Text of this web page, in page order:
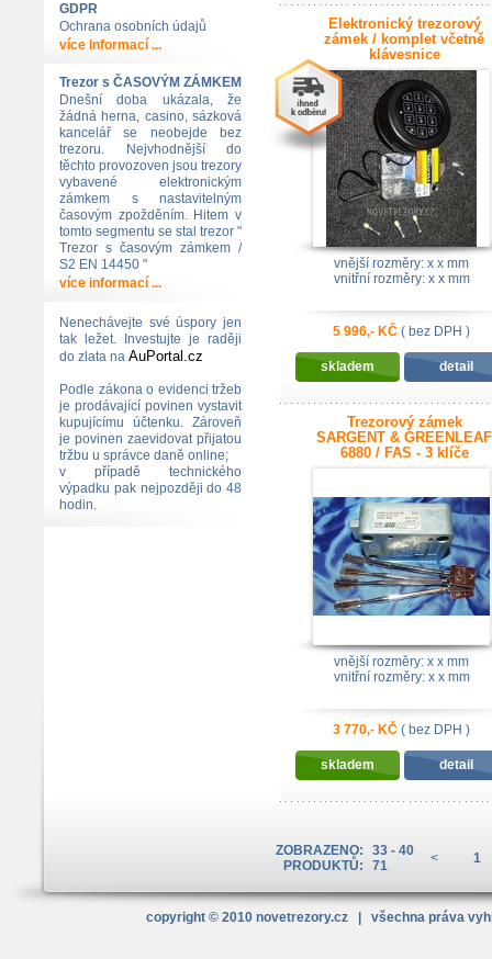
GDPR
Ochrana osobních údajů
více informací ...
Trezor s ČASOVÝM ZÁMKEM
Dnešní doba ukázala, že
žádná herna, casino, sázková
kancelář se neobejde bez
trezoru. Nejvhodnější do
těchto provozoven jsou trezory
vybavené elektronickým
zámkem s nastavitelným
časovým zpožděním. Hitem v
tomto segmentu se stal trezor "
Trezor s časovým zámkem /
S2 EN 14450 "
více informací ...
Nenechávejte své úspory jen
tak ležet. Investujte je raději
do zlata na AuPortal.cz
Podle zákona o evidenci tržeb
je prodávající povinen vystavit
kupujícímu účtenku. Zároveň
je povinen zaevidovat přijatou
tržbu u správce daně online;
v případě technického
výpadku pak nejpozději do 48
hodin.
Elektronický trezorový
zámek / komplet včetně
klávesnice
vnější rozměry: x x mm
vnitřní rozměry: x x mm
5 996,- KČ ( bez DPH )
skladem detail
Trezorový zámek
SARGENT & GREENLEAF
6880 / FAS - 3 klíče
140mm
vnější rozměry: x x mm
vnitřní rozměry: x x mm
3 770,- KČ ( bez DPH )
skladem detail
ZOBRAZENO:
PRODUKTŮ:
33 - 40
71
< 1
copyright © 2010 novetrezory.cz | všechna práva